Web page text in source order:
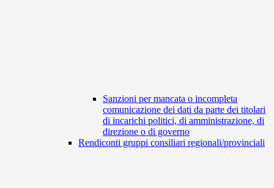
Sanzioni per mancata o incompleta
comunicazione dei dati da parte dei titolari
di incarichi politici, di amministrazione, di
direzione o di governo
Rendiconti gruppi consiliari regionali/provinciali